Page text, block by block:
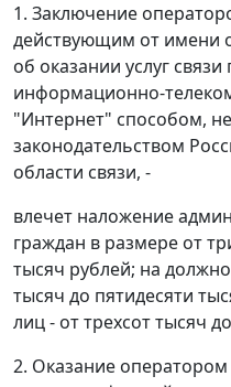
1. Заключение
действующим от имени
об оказании услуг
информационно-
"Интернет" способом,
законодательством
области связи, -
влечет наложение
граждан в размере от
тысяч рублей; на
тысяч до пятидесяти
лиц - от трехсот тысяч
2. Оказание